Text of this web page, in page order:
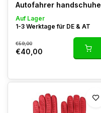
Autofahrer handschuhe
Auf Lager
1-3 Werktage für DE & AT
€59,00
€40,00